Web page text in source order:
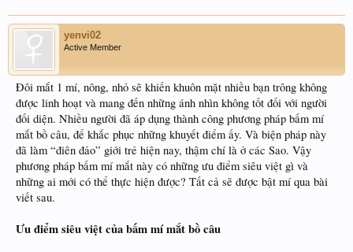
yenvi02
Active Member
Đôi mắt 1 mí, nông, nhỏ sẽ khiến khuôn mặt nhiều bạn trông không
được linh hoạt và mang đến những ánh nhìn không tốt đối với người
đối diện. Nhiều người đã áp dụng thành công phương pháp bấm mí
mắt bồ câu, để khắc phục những khuyết điểm ấy. Và biện pháp này
đã làm “điên đảo” giới trẻ hiện nay, thậm chí là ở các Sao. Vậy
phương pháp bấm mí mắt này có những ưu điểm siêu việt gì và
những ai mới có thể thực hiện được? Tất cả sẽ được bật mí qua bài
viết sau.
Ưu điểm siêu việt của bấm mí mắt bồ câu